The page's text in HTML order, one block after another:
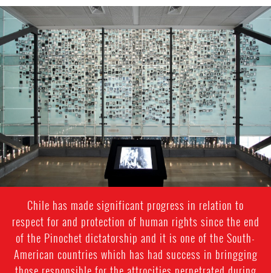
#Chile-
general-
context.jpg
Chile has made significant progress in relation to
respect for and protection of human rights since the end
of the Pinochet dictatorship and it is one of the South-
American countries which has had success in bringging